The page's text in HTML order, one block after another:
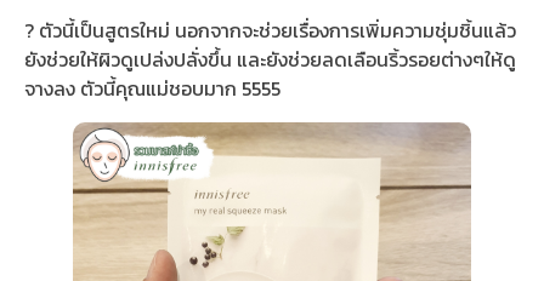
? ตัวนี้เป็นสูตรใหม่ นอกจากจะช่วยเรื่องการเพิ่มความชุ่มชิ้นแล้ว
ยังช่วยให้ผิวดูเปล่งปลั่งขึ้น และยังช่วยลดเลือนริ้วรอยต่างๆให้ดู
จางลง ตัวนี้คุณแม่ชอบมาก 5555